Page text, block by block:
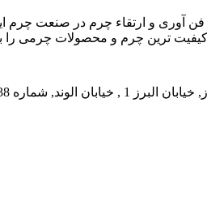
آوری و ارتقاء چرم در صنعت چرم
ترین چرم و محصولات چرمی را با
الوند, شماره 38